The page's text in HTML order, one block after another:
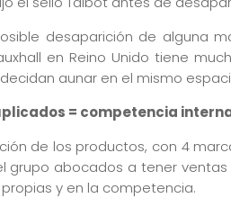
desaparición de alguna
en Reino Unido tiene
aunar en el mismo
= competencia
de los productos, con 4
grupo abocados a tener
y en la competencia.